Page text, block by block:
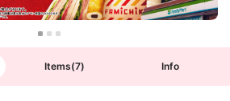
Items(7) Info